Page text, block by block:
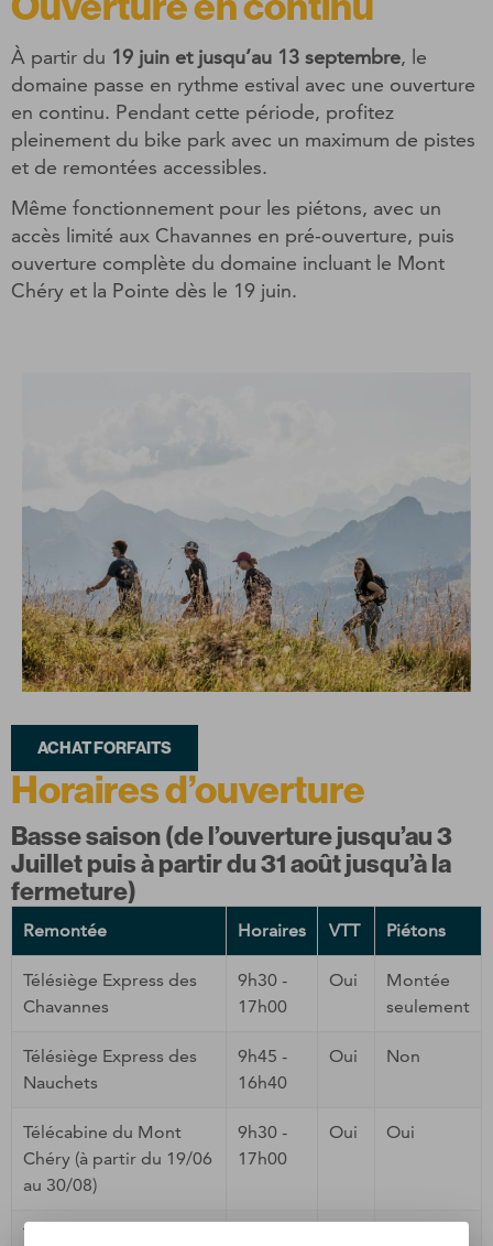
À partir du 19 juin et jusqu’au 13 septembre, le
domaine passe en rythme estival avec une ouverture
en continu. Pendant cette période, profitez
pleinement du bike park avec un maximum de pistes
et de remontées accessibles.
Même fonctionnement pour les piétons, avec un
accès limité aux Chavannes en pré-ouverture, puis
ouverture complète du domaine incluant le Mont
Chéry et la Pointe dès le 19 juin.
ACHAT FORFAITS
Horaires d’ouverture​
Basse saison (de l’ouverture jusqu’au 3
Juillet puis à partir du 31 août jusqu’à la
fermeture)
Remontée Horaires VTT Piétons
Télésiège Express des
Chavannes
9h30 -
17h00
Oui
Montée
seulement
Télésiège Express des
Nauchets
9h45 -
16h40
Oui Non
Télécabine du Mont
Chéry (à partir du 19/06
au 30/08)
9h30 -
17h00
Oui Oui
Télésiège de la Pointe